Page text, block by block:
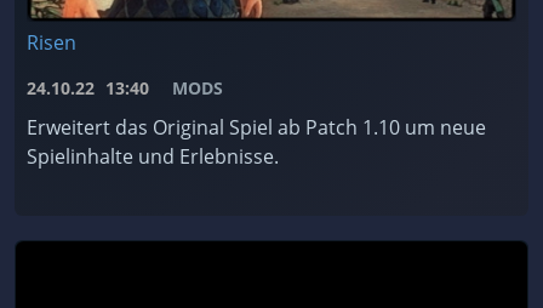
Risen
24.10.22 13:40 MODS
Erweitert das Original Spiel ab Patch 1.10 um neue
Spielinhalte und Erlebnisse.